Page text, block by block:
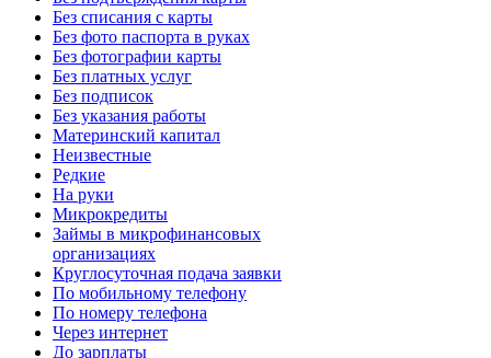
Без списания с карты
Без фото паспорта в руках
Без фотографии карты
Без платных услуг
Без подписок
Без указания работы
Материнский капитал
Неизвестные
Редкие
На руки
Микрокредиты
Займы в микрофинансовых
организациях
Круглосуточная подача заявки
По мобильному телефону
По номеру телефона
Через интернет
До зарплаты